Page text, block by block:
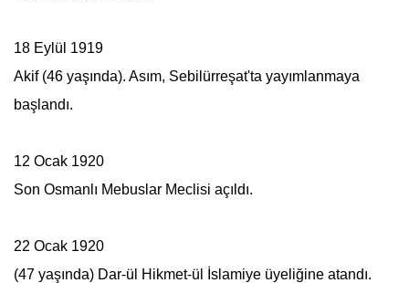
18 Eylül 1919
Akif (46 yaşında). Asım, Sebilürreşat'ta yayımlanmaya
başlandı.
12 Ocak 1920
Son Osmanlı Mebuslar Meclisi açıldı.
22 Ocak 1920
(47 yaşında) Dar-ül Hikmet-ül İslamiye üyeliğine atandı.